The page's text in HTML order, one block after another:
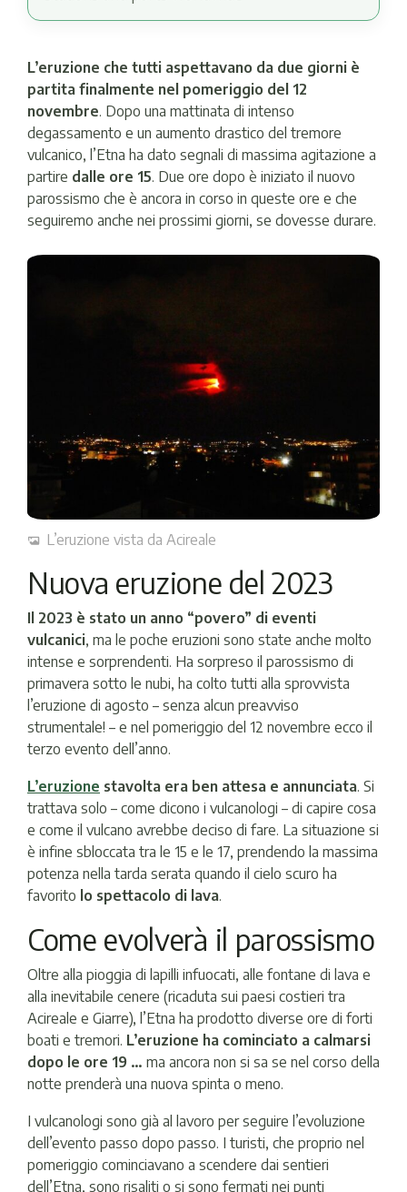
L’eruzione che tutti aspettavano da due giorni è
partita finalmente nel pomeriggio del 12
novembre. Dopo una mattinata di intenso
degassamento e un aumento drastico del tremore
vulcanico, l’Etna ha dato segnali di massima agitazione a
partire dalle ore 15. Due ore dopo è iniziato il nuovo
parossismo che è ancora in corso in queste ore e che
seguiremo anche nei prossimi giorni, se dovesse durare.
L’eruzione vista da Acireale
Nuova eruzione del 2023
Il 2023 è stato un anno “povero” di eventi
vulcanici, ma le poche eruzioni sono state anche molto
intense e sorprendenti. Ha sorpreso il parossismo di
primavera sotto le nubi, ha colto tutti alla sprovvista
l’eruzione di agosto – senza alcun preavviso
strumentale! – e nel pomeriggio del 12 novembre ecco il
terzo evento dell’anno.
L’eruzione stavolta era ben attesa e annunciata. Si
trattava solo – come dicono i vulcanologi – di capire cosa
e come il vulcano avrebbe deciso di fare. La situazione si
è infine sbloccata tra le 15 e le 17, prendendo la massima
potenza nella tarda serata quando il cielo scuro ha
favorito lo spettacolo di lava.
Come evolverà il parossismo
Oltre alla pioggia di lapilli infuocati, alle fontane di lava e
alla inevitabile cenere (ricaduta sui paesi costieri tra
Acireale e Giarre), l’Etna ha prodotto diverse ore di forti
boati e tremori. L’eruzione ha cominciato a calmarsi
dopo le ore 19 … ma ancora non si sa se nel corso della
notte prenderà una nuova spinta o meno.
I vulcanologi sono già al lavoro per seguire l’evoluzione
dell’evento passo dopo passo. I turisti, che proprio nel
pomeriggio cominciavano a scendere dai sentieri
dell’Etna, sono risaliti o si sono fermati nei punti